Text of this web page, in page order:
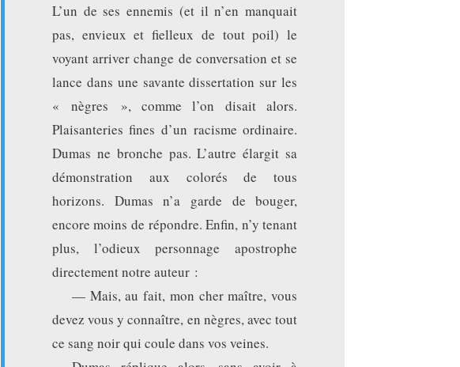
L’un de ses ennemis (et il n’en manquait
pas, envieux et fielleux de tout poil) le
voyant arriver change de conversation et se
lance dans une savante dissertation sur les
« nègres », comme l’on disait alors.
Plaisanteries fines d’un racisme ordinaire.
Dumas ne bronche pas. L’autre élargit sa
démonstration aux colorés de tous
horizons. Dumas n’a garde de bouger,
encore moins de répondre. Enfin, n’y tenant
plus, l’odieux personnage apostrophe
directement notre auteur :
— Mais, au fait, mon cher maître, vous
devez vous y connaître, en nègres, avec tout
ce sang noir qui coule dans vos veines.